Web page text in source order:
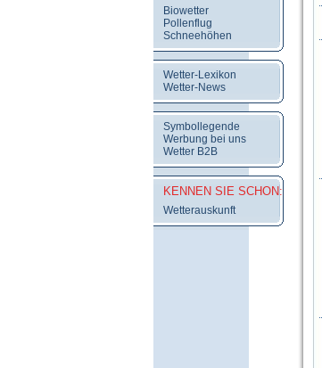
Biowetter
Pollenflug
Schneehöhen
Wetter-Lexikon
Wetter-News
Symbollegende
Werbung bei uns
Wetter B2B
KENNEN SIE SCHON:
Wetterauskunft